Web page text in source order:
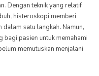
Dengan teknik yang relatif
histeroskopi memberi
satu langkah. Namun,
pasien untuk memahami
memutuskan menjalani